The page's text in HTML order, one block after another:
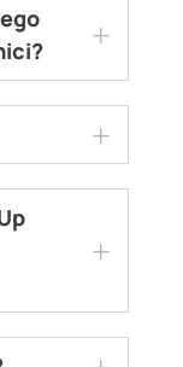
L
da je
na ribi, vrlo
svidjeti.
L
isključivo
jedete
dodatno
bez ulja.
L